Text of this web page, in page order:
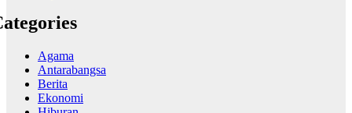
Agama
Antarabangsa
Berita
Ekonomi